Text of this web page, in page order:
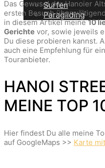
Surfen
Paragliding
Das Gewusel der Hanoier
ersten Besuch
in diesem Artikel meine10
Gerichte vor, sowie jeweils
Du diese probieren kannst.
auch eine Empfehlung für
Touranbieter.
HANOI
MEINE TOP
Hier findest Du alle meine
auf GoogleMaps >> Karte